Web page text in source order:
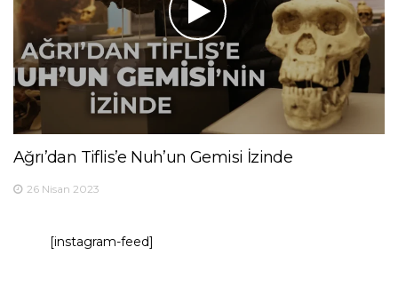
Ağrı’dan Tiflis’e Nuh’un Gemisi İzinde
26 Nisan 2023
[instagram-feed]